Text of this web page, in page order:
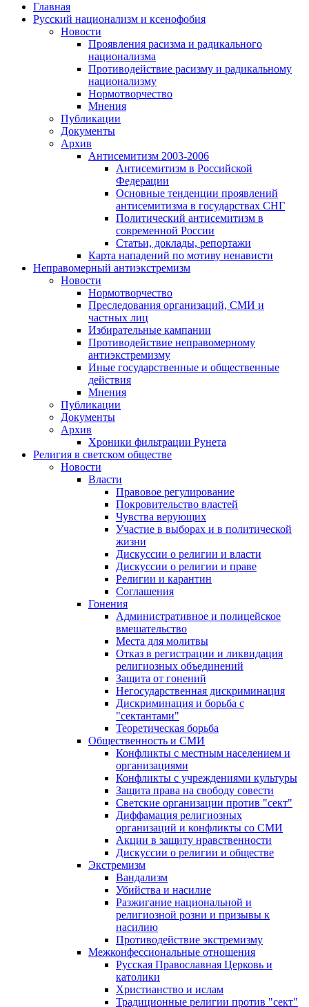
Главная
Русский национализм и ксенофобия
Новости
Проявления расизма и радикального
национализма
Противодействие расизму и радикальному
национализму
Нормотворчество
Мнения
Публикации
Документы
Архив
Антисемитизм 2003-2006
Антисемитизм в Российской
Федерации
Основные тенденции проявлений
антисемитизма в государствах СНГ
Политический антисемитизм в
современной России
Статьи, доклады, репортажи
Карта нападений по мотиву ненависти
Неправомерный антиэкстремизм
Новости
Нормотворчество
Преследования организаций, СМИ и
частных лиц
Избирательные кампании
Противодействие неправомерному
антиэкстремизму
Иные государственные и общественные
действия
Мнения
Публикации
Документы
Архив
Хроники фильтрации Рунета
Религия в светском обществе
Новости
Власти
Правовое регулирование
Покровительство властей
Чувства верующих
Участие в выборах и в политической
жизни
Дискуссии о религии и власти
Дискуссии о религии и праве
Религии и карантин
Соглашения
Гонения
Административное и полицейское
вмешательство
Места для молитвы
Отказ в регистрации и ликвидация
религиозных объединений
Защита от гонений
Негосударственная дискриминация
Дискриминация и борьба с
"сектантами"
Теоретическая борьба
Общественность и СМИ
Конфликты с местным населением и
организациями
Конфликты с учреждениями культуры
Защита права на свободу совести
Светские организации против "сект"
Диффамация религиозных
организаций и конфликты со СМИ
Акции в защиту нравственности
Дискуссии о религии и обществе
Экстремизм
Вандализм
Убийства и насилие
Разжигание национальной и
религиозной розни и призывы к
насилию
Противодействие экстремизму
Межконфессиональные отношения
Русская Православная Церковь и
католики
Христианство и ислам
Традиционные религии против "сект"